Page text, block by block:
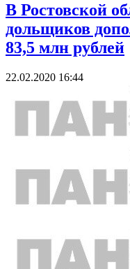
В Ростовской
дольщиков
83,5 млн рублей
22.02.2020 16:44